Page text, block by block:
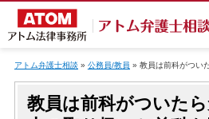
アトム弁護士相談 » 公務員/教員 » 教員は前科がつい
教員は前科がついた